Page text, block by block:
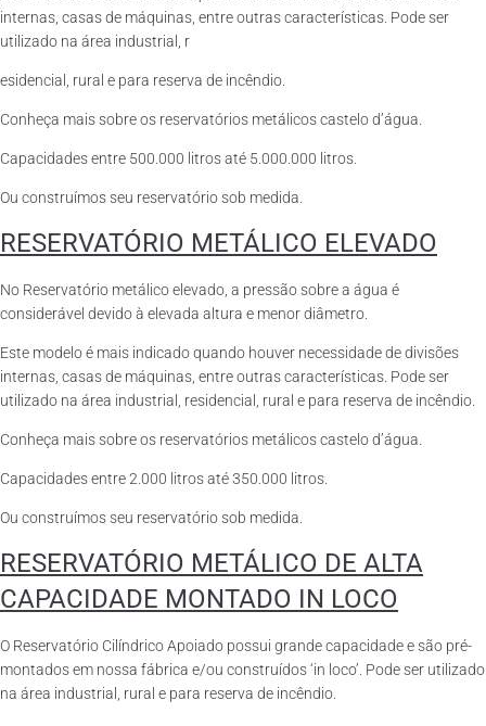
internas, casas de máquinas, entre outras características. Pode ser
utilizado na área industrial, r
esidencial, rural e para reserva de incêndio.
Conheça mais sobre os reservatórios metálicos castelo d’água.
Capacidades entre 500.000 litros até 5.000.000 litros.
Ou construímos seu reservatório sob medida.
RESERVATÓRIO METÁLICO ELEVADO
No Reservatório metálico elevado, a pressão sobre a água é
considerável devido à elevada altura e menor diâmetro.
Este modelo é mais indicado quando houver necessidade de divisões
internas, casas de máquinas, entre outras características. Pode ser
utilizado na área industrial, residencial, rural e para reserva de incêndio.
Conheça mais sobre os reservatórios metálicos castelo d’água.
Capacidades entre 2.000 litros até 350.000 litros.
Ou construímos seu reservatório sob medida.
RESERVATÓRIO METÁLICO DE ALTA
CAPACIDADE MONTADO IN LOCO
O Reservatório Cilíndrico Apoiado possui grande capacidade e são pré-
montados em nossa fábrica e/ou construídos ‘in loco’. Pode ser utilizado
na área industrial, rural e para reserva de incêndio.